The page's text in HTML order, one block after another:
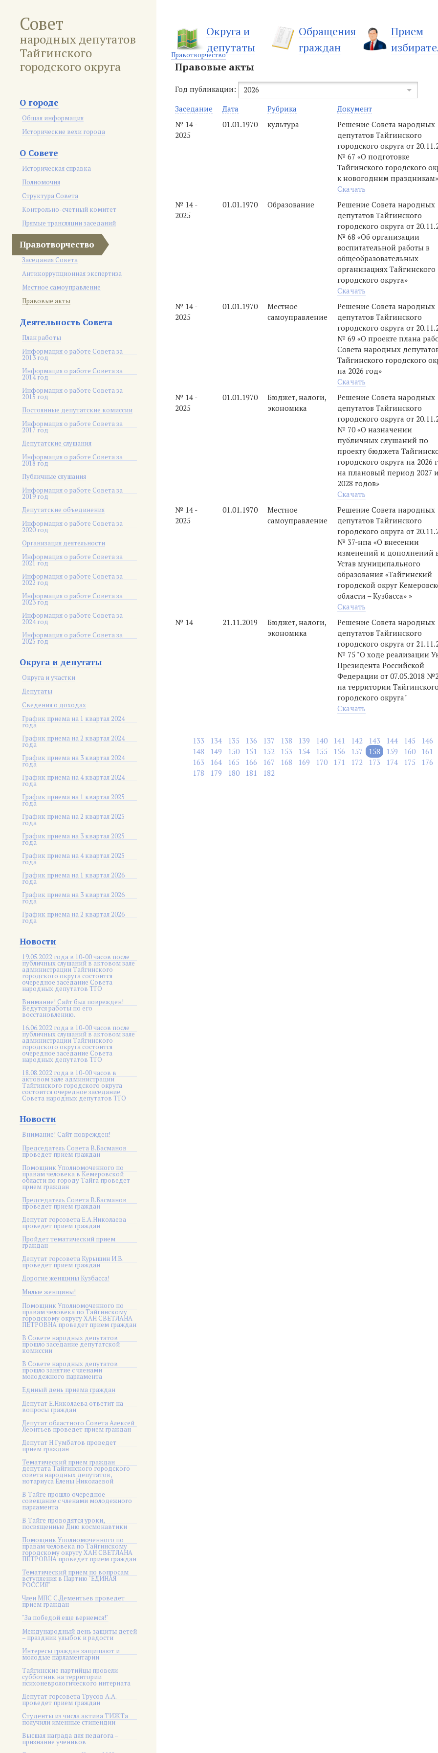
Совет
народных депутатов
Тайгинского
городского округа
О городе
Общая информация
Исторические вехи города
О Совете
Историческая справка
Полномочия
Структура Совета
Контрольно-счетный комитет
Прямые трансляции заседаний
Правотворчество
Заседания Совета
Антикоррупционная экспертиза
Местное самоуправление
Правовые акты
Деятельность Совета
План работы
Информация о работе Совета за
2013 год
Информация о работе Совета за
2014 год
Информация о работе Совета за
2015 год
Постоянные депутатские комиссии
Информация о работе Совета за
2017 год
Депутатские слушания
Информация о работе Совета за
2018 год
Публичные слушания
Информация о работе Совета за
2019 год
Депутатские объединения
Информация о работе Совета за
2020 год
Организация деятельности
Информация о работе Совета за
2021 год
Информация о работе Совета за
2022 год
Информация о работе Совета за
2023 год
Информация о работе Совета за
2024 год
Информация о работе Совета за
2025 год
Округа и депутаты
Округа и участки
Депутаты
Сведения о доходах
График приема на 1 квартал 2024
года
График приема на 2 квартал 2024
года
График приема на 3 квартал 2024
года
График приема на 4 квартал 2024
года
График приема на 1 квартал 2025
года
График приема на 2 квартал 2025
года
График приема на 3 квартал 2025
года
График приема на 4 квартал 2025
года
График приема на 1 квартал 2026
года
График приема на 3 квартал 2026
года
График приема на 2 квартал 2026
года
Новости
19.05.2022 года в 10-00 часов после
публичных слушаний в актовом зале
администрации Тайгинского
городского округа состоится
очередное заседание Совета
народных депутатов ТГО
Внимание! Сайт был поврежден!
Ведутся работы по его
восстановлению.
16.06.2022 года в 10-00 часов после
публичных слушаний в актовом зале
администрации Тайгинского
городского округа состоится
очередное заседание Совета
народных депутатов ТГО
18.08.2022 года в 10-00 часов в
актовом зале администрации
Тайгинского городского округа
состоится очередное заседание
Совета народных депутатов ТГО
Новости
Внимание! Сайт поврежден!
Председатель Совета В.Басманов
проведет прием граждан
Помощник Уполномоченного по
правам человека в Кемеровской
области по городу Тайга проведет
прием граждан
Председатель Совета В.Басманов
проведет прием граждан
Депутат горсовета Е.А.Николаева
проведет прием граждан
Пройдет тематический прием
граждан
Депутат горсовета Курышин И.В.
проведет прием граждан
Дорогие женщины Кузбасса!
Милые женщины!
Помощник Уполномоченного по
правам человека по Тайгинскому
городскому округу ХАН СВЕТЛАНА
ПЕТРОВНА проведет прием граждан
В Совете народных депутатов
прошло заседание депутатской
комиссии
В Совете народных депутатов
прошло занятие с членами
молодежного парламента
Единый день приема граждан
Депутат Е.Николаева ответит на
вопросы граждан
Депутат областного Совета Алексей
Леонтьев проведет прием граждан
Депутат Н.Гумбатов проведет
прием граждан
Тематический прием граждан
депутата Тайгинского городского
совета народных депутатов,
нотариуса Елены Николаевой
В Тайге прошло очередное
совещание с членами молодежного
парламента
В Тайге проводятся уроки,
посвященные Дню космонавтики
Помощник Уполномоченного по
правам человека по Тайгинскому
городскому округу ХАН СВЕТЛАНА
ПЕТРОВНА проведет прием граждан
Тематический прием по вопросам
вступления в Партию "ЕДИНАЯ
РОССИЯ"
Член МПС С.Дементьев проведет
прием граждан
"За победой еще вернемся!"
Международный день защиты детей
– праздник улыбок и радости
Интересы граждан защищают и
молодые парламентарии
Тайгинские партийцы провели
субботник на территории
психоневрологического интерната
Депутат горсовета Трусов А.А.
проведет прием граждан
Студенты из числа актива ТИЖТа
получили именные стипендии
Высшая награда для педагога –
признание учеников
Округа и
депутаты
Обращения
граждан
Прием
Правотворчество
Правовые акты
Год публикации:
2026
Заседание
Дата Рубрика
Документ
№ 14 -
2025
01.01.1970 культура
Решение Совета народных
депутатов Тайгинского
городского округа от
№ 67 «О подготовке
Тайгинского городского
к новогодним праздникам»
Скачать
№ 14 -
2025
01.01.1970 Образование
Решение Совета народных
депутатов Тайгинского
городского округа от
№ 68 «Об организации
воспитательной работы в
общеобразовательных
организациях Тайгинского
городского округа»
Скачать
№ 14 -
2025
01.01.1970
Местное
самоуправление
Решение Совета народных
депутатов Тайгинского
городского округа от
№ 69 «О проекте плана
Совета народных
Тайгинского городского
на 2026 год»
Скачать
№ 14 -
2025
01.01.1970
Бюджет, налоги,
экономика
Решение Совета народных
депутатов Тайгинского
городского округа от
№ 70 «О назначении
публичных слушаний по
проекту бюджета
городского округа на 2026
на плановый период 2027 и
2028 годов»
Скачать
№ 14 -
2025
01.01.1970
Местное
самоуправление
Решение Совета народных
депутатов Тайгинского
городского округа от
№ 37-нпа «О внесении
изменений и дополнений
Устав муниципального
образования «Тайгинский
городской округ
области – Кузбасса» »
Скачать
№ 14
21.11.2019
Бюджет, налоги,
экономика
Решение Совета народных
депутатов Тайгинского
городского округа от
№ 75 "О ходе реализации
Президента Российской
Федерации от 07.05.2018
на территории Тайгинского
городского округа"
Скачать
133 134 135 136 137 138 139 140 141 142 143 144 145 146
148
149 150 151 152 153 154 155 156 157 158 159 160 161
163
164 165 166 167 168 169 170 171 172 173 174 175 176
178
179 180 181 182